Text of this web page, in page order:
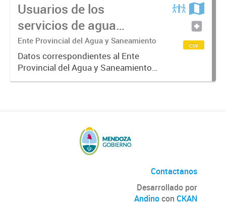
Usuarios de los
servicios de agua
potable y cloacas
Ente Provincial del Agua y Saneamiento
Datos correspondientes al Ente
Provincial del Agua y Saneamiento
de Mendoza sobre las cuentas que
csv
Contactanos
Desarrollado por
Andinocon CKAN